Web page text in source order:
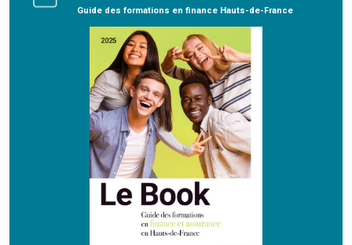
Guide des formations en finance Hauts-de-France